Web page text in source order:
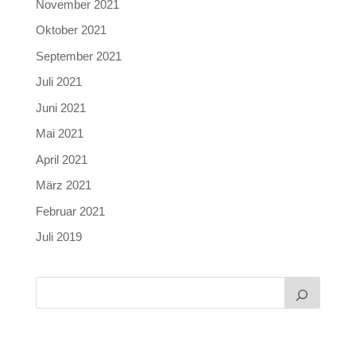
November 2021
Oktober 2021
September 2021
Juli 2021
Juni 2021
Mai 2021
April 2021
März 2021
Februar 2021
Juli 2019